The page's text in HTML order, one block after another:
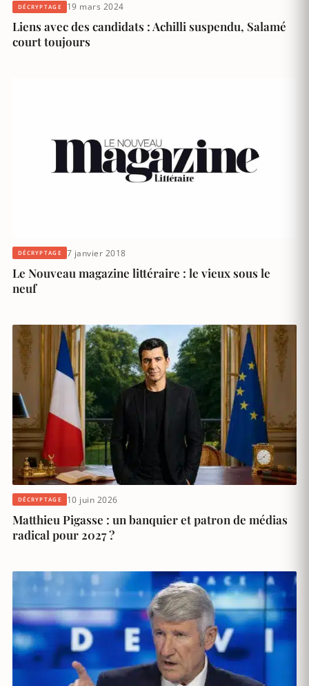
DÉCRYPTAGE 19 mars 2024
Liens avec des candidats : Achilli suspendu, Salamé
court toujours
DÉCRYPTAGE 7 janvier 2018
Le Nouveau magazine littéraire : le vieux sous le
neuf
DÉCRYPTAGE 10 juin 2026
Matthieu Pigasse : un banquier et patron de médias
radical pour 2027 ?